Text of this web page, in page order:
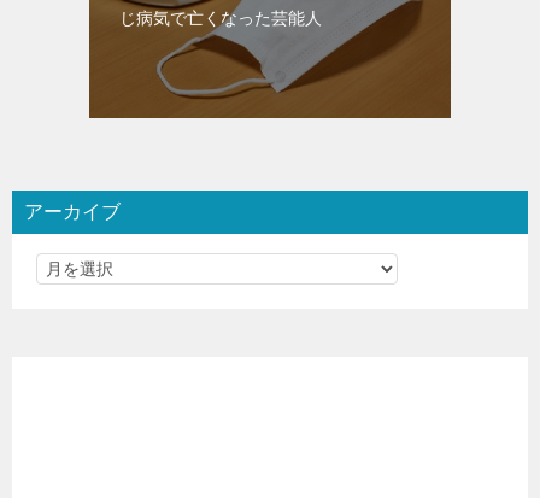
じ病気で亡くなった芸能人
アーカイブ